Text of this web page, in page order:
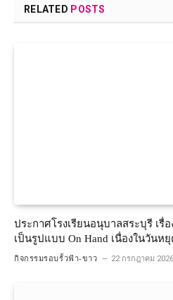
RELATED POSTS
ประกาศโรงเรียนอนุบาลสระบุรี เรื่
เป็นรูปแบบ On Hand เนื่องในวันห
กิจกรรมรอบรั้วฟ้า-ขาว 22 กรกฎาคม 2026